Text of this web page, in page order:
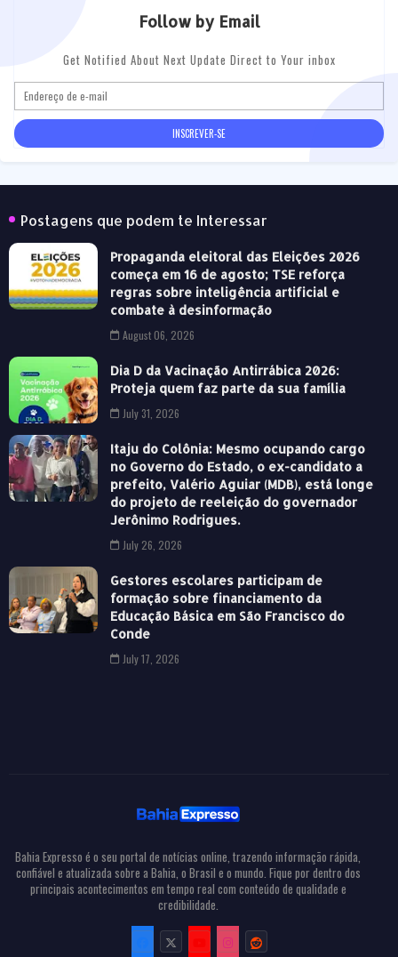
Follow by Email
Get Notified About Next Update Direct to Your inbox
Postagens que podem te Interessar
Propaganda eleitoral das Eleições 2026
começa em 16 de agosto; TSE reforça
regras sobre inteligência artificial e
combate à desinformação
August 06, 2026
Dia D da Vacinação Antirrábica 2026:
Proteja quem faz parte da sua família
July 31, 2026
Itaju do Colônia: Mesmo ocupando cargo
no Governo do Estado, o ex-candidato a
prefeito, Valério Aguiar (MDB), está longe
do projeto de reeleição do governador
Jerônimo Rodrigues.
July 26, 2026
Gestores escolares participam de
formação sobre financiamento da
Educação Básica em São Francisco do
Conde
July 17, 2026
Bahia Expresso é o seu portal de notícias online, trazendo informação rápida,
confiável e atualizada sobre a Bahia, o Brasil e o mundo. Fique por dentro dos
principais acontecimentos em tempo real com conteúdo de qualidade e
credibilidade.